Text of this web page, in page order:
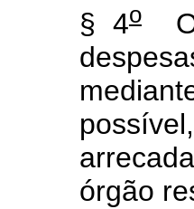
§ 4oO
órgão